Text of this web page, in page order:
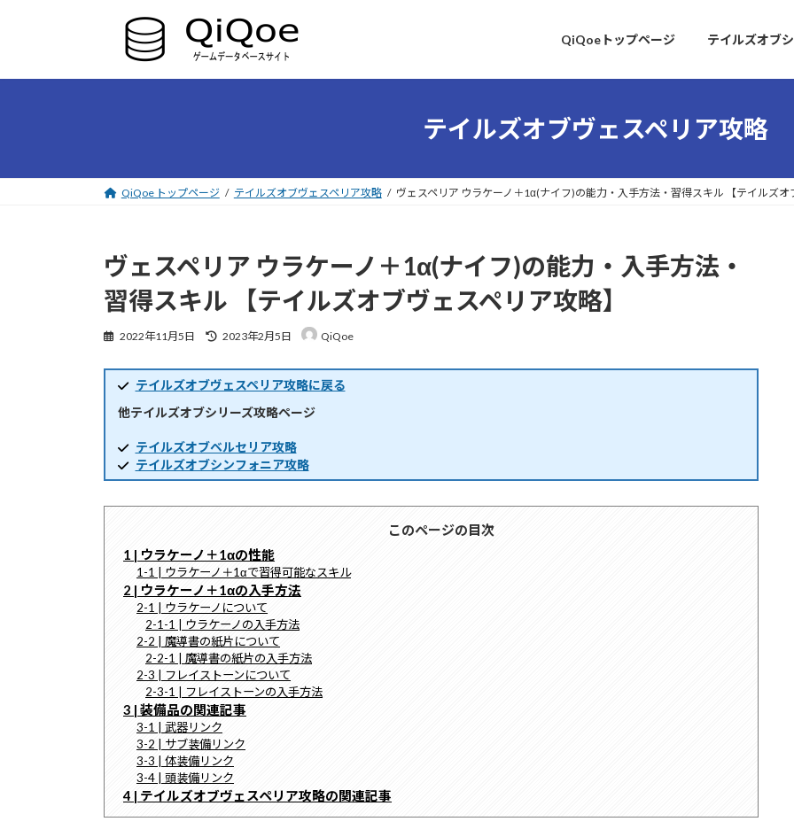
ツ
シ
QiQoeトップページ テイルズオブ
テイルズオブヴェスペリア攻略
QiQoe トップページ テイルズオブヴェスペリア攻略 ヴェスペリア ウラケーノ＋1α(ナイフ)の能力・入手方法・習得スキル 【テイルズオ
ヴェスペリア ウラケーノ＋1α(ナイフ)の能力・入手方法・
習得スキル 【テイルズオブヴェスペリア攻略】
2022年11月5日
最
新
日
時
2023年2月5日 QiQoe
テイルズオブヴェスペリア攻略に戻る
他テイルズオブシリーズ攻略ページ
テイルズオブベルセリア攻略
テイルズオブシンフォニア攻略
このページの目次
1 | ウラケーノ＋1αの性能
1-1 | ウラケーノ＋1αで習得可能なスキル
2 | ウラケーノ＋1αの入手方法
2-1 | ウラケーノについて
2-1-1 | ウラケーノの入手方法
2-2 | 魔導書の紙片について
2-2-1 | 魔導書の紙片の入手方法
2-3 | フレイストーンについて
2-3-1 | フレイストーンの入手方法
3 | 装備品の関連記事
3-1 | 武器リンク
3-2 | サブ装備リンク
3-3 | 体装備リンク
3-4 | 頭装備リンク
4 | テイルズオブヴェスペリア攻略の関連記事